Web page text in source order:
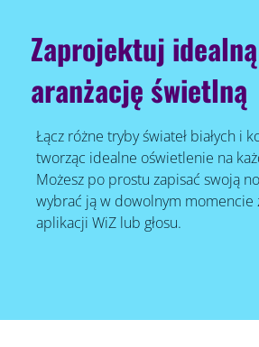
Zaprojektuj idealną
aranżację świetlną
Łącz różne tryby świateł białych i
tworząc idealne oświetlenie na
Możesz po prostu zapisać swoją
wybrać ją w dowolnym momencie
aplikacji WiZ lub głosu.